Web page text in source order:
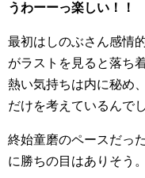
うわーーっ楽しい！！
最初はしのぶさん感情
がラストを見ると落ち
熱い気持ちは内に秘め
だけを考えているんで
終始童磨のペースだっ
に勝ちの目はありそう。